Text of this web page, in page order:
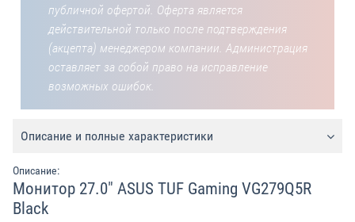
публичной офертой. Оферта является
действительной только после подтверждения
(акцепта) менеджером компании. Администрация
оставляет за собой право на исправление
возможных ошибок.
Описание и полные характеристики
Описание:
Монитор 27.0" ASUS TUF Gaming VG279Q5R
Black